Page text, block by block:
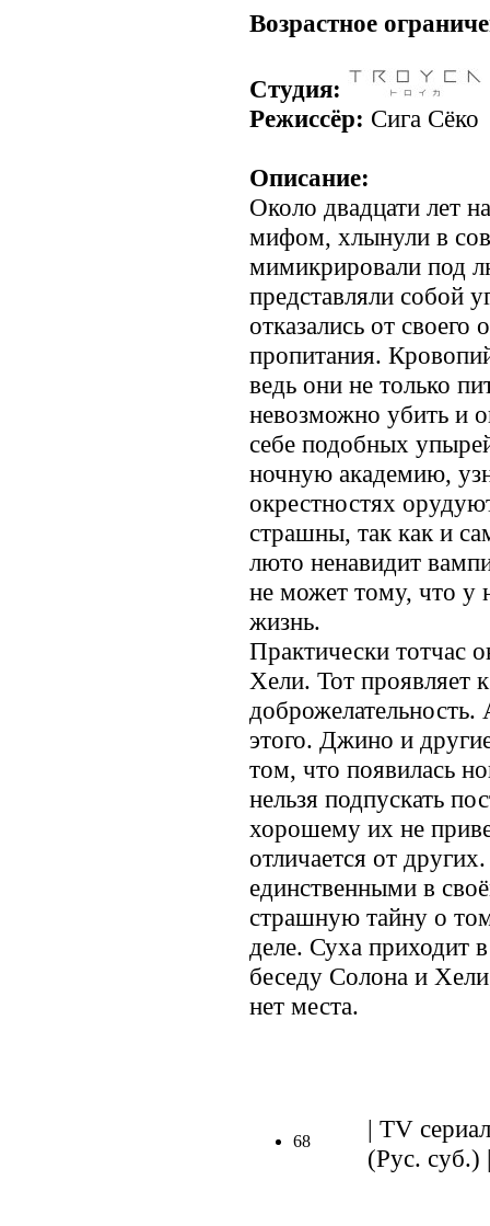
Возрастное
Студия:
Режиссёр: Сига Сёко
Описание:
Около двадцати лет
мифом, хлынули в
мимикрировали под
представляли собой
отказались от своего
пропитания.
ведь они не только
невозможно убить и
себе подобных
ночную академию,
окрестностях
страшны, так как и
люто ненавидит
не может тому, что у
жизнь.
Практически тотчас
Хели. Тот проявляет
доброжелательность.
этого. Джино и
том, что появилась
нельзя подпускать
хорошему их не
отличается от
единственными в
страшную тайну о
деле. Суха приходит
беседу Солона и
нет места.
68
| TV
(Рус.